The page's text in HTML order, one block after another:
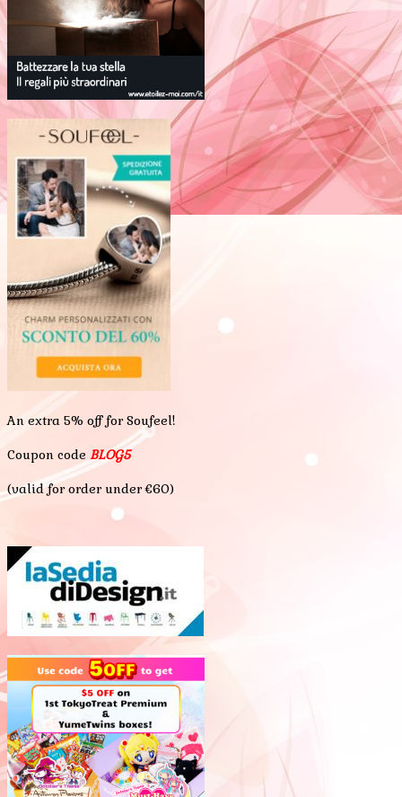
An extra 5% off for Soufeel!
Coupon code BLOG5
(valid for order under €60)